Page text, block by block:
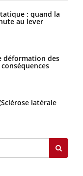
: quand la
au lever
déformation des
latérale